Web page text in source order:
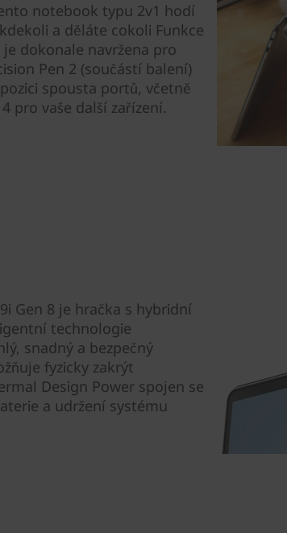
notebook typu 2v1 hodí
a děláte cokoli Funkce
dokonale navržena pro
Pen 2 (součástí balení)
spousta portů, včetně
pro vaše další zařízení.
Gen 8 je hračka s hybridní
technologie
snadný a bezpečný
fyzicky zakrýt
Design Power spojen se
a udržení systému